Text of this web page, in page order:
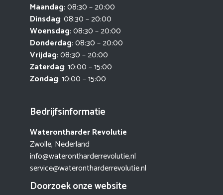
Maandag: 08:30 – 20:00
Dinsdag: 08:30 – 20:00
Woensdag: 08:30 – 20:00
Donderdag: 08:30 – 20:00
Vrijdag: 08:30 – 20:00
Zaterdag: 10:00 – 15:00
Zondag: 10:00 – 15:00
Bedrijfsinformatie
Waterontharder Revolutie
Zwolle, Nederland
info@waterontharderrevolutie.nl
service@waterontharderrevolutie.nl
Doorzoek onze website